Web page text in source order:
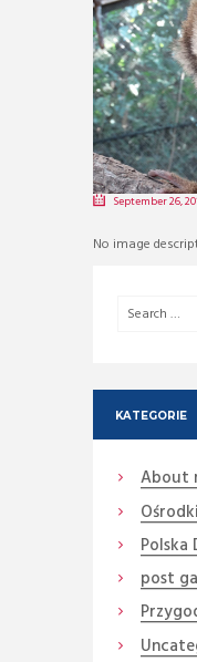
September 26,
No image
KATEGORIE
About
Ośrodki
post